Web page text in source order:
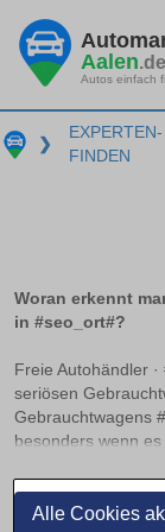
Alle Cookies
Aalen.de
Autos einfach
❯
EXPERTEN-
FINDEN
Woran erkennt
in #seo_ort#?
Freie Autohändler
seriösen
Gebrauchtwagens
besonders wenn
Professionelle
Merkmale aus, die
diesem Ratgeber